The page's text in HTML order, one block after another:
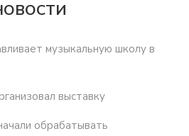
музыкальную школу в
выставку
обрабатывать